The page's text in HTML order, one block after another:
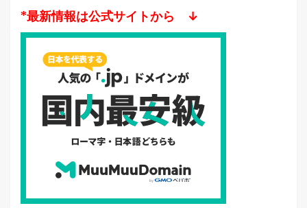
*最新情報は公式サイトから ↓